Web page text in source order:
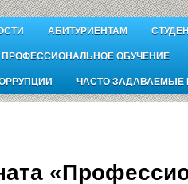
АБИТУРИЕНТАМ
ПРОФЕССИОНАЛЬНОЕ ОБУЧЕНИЕ
ЧАСТО ЗАДАВАЕМЫЕ